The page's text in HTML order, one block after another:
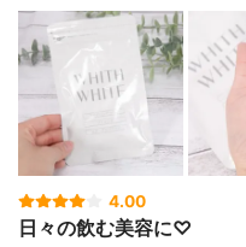
4.00
日々の飲む美容に♡